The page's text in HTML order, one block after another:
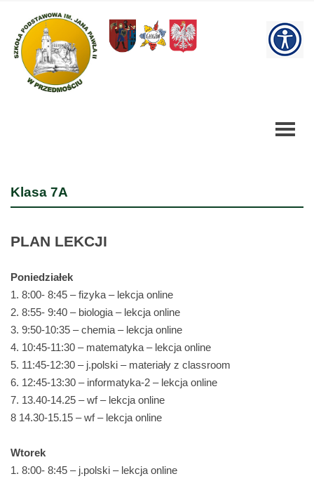
Szkoła
Podstawowa
Klasa 7A
PLAN LEKCJI
Poniedziałek
1. 8:00- 8:45 – fizyka – lekcja online
2. 8:55- 9:40 – biologia – lekcja online
3. 9:50-10:35 – chemia – lekcja online
4. 10:45-11:30 – matematyka – lekcja online
5. 11:45-12:30 – j.polski – materiały z classroom
6. 12:45-13:30 – informatyka-2 – lekcja online
7. 13.40-14.25 – wf – lekcja online
8 14.30-15.15 – wf – lekcja online
Wtorek
1. 8:00- 8:45 – j.polski – lekcja online